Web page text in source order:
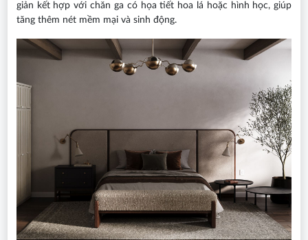
giản kết hợp với chăn ga có họa tiết hoa lá hoặc hình học, giúp
tăng thêm nét mềm mại và sinh động.